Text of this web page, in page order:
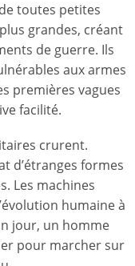
toutes petites
grandes, créant
de guerre. Ils
aux armes
premières vagues
facilité.
crurent.
d’étranges formes
Les machines
humaine à
jour, un homme
pour marcher sur